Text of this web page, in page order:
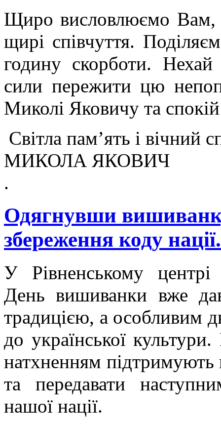
Щиро висловлюємо Вам,
щирі співчуття.
годину скорботи.
сили пережити цю
Миколі Яковичу та
Світла пам’ять і вічний
МИКОЛА ЯКОВИЧ
.
Одягнувши
збереження коду нації.
У Рівненському
День вишиванки вже
традицією, а особливим
до української
натхненням
та передавати
нашої нації.